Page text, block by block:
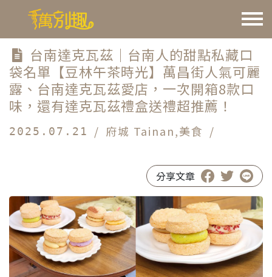
台南達克瓦茲｜台南人的甜點私藏口
袋名單【豆林午茶時光】萬昌街人氣可麗
露、台南達克瓦茲愛店，一次開箱8款口
味，還有達克瓦茲禮盒送禮超推薦！
2025.07.21 / 府城 Tainan,美食 /
分享文章